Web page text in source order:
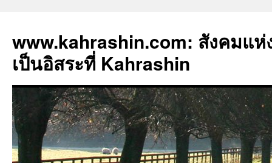
www.kahrashin.com: สังคมแ
เป็นอิสระที่ Kahrashin